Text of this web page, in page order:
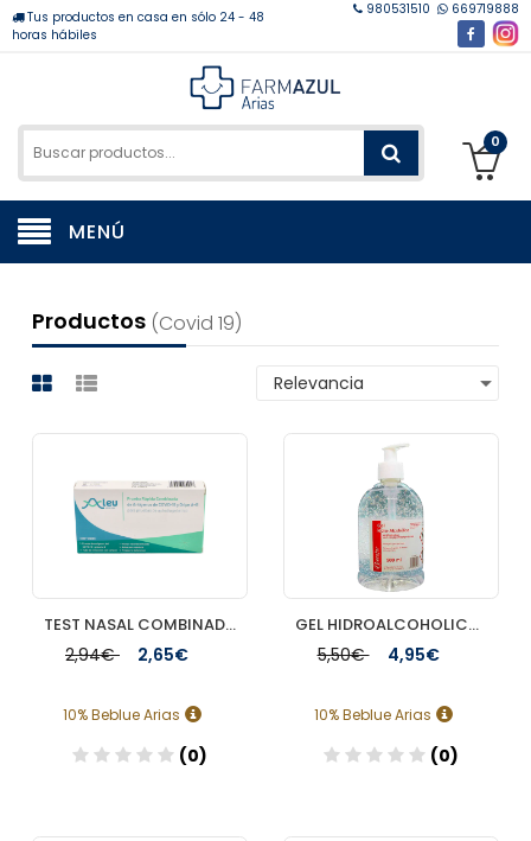
Tus productos en casa en sólo 24 - 48
horas hábiles
980531510 669719888
0
MENÚ
Productos (covid 19)
TEST NASAL COMBINADO AUTODIAGNOSTICO ANTIGENOS SARSCOV2 Y GRIPE A/B SAFECARE BIOTECH (ALEU MEDICAL
2,94€ 2,65€
10% Beblue Arias
(0)
GEL HIDROALCOHOLICO ASEPTIC ANTISEPTICO PIEL SAN 500 ML
5,50€ 4,95€
10% Beblue Arias
(0)